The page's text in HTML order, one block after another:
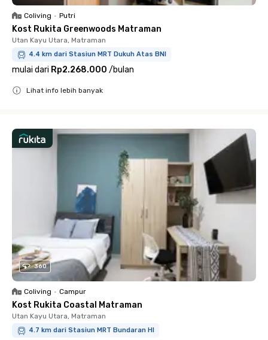
Coliving • Putri
Kost Rukita Greenwoods Matraman
Utan Kayu Utara, Matraman
4.4 km dari Stasiun MRT Dukuh Atas BNI
mulai dari Rp2.268.000 /bulan
Lihat info lebih banyak
360
Coliving • Campur
Kost Rukita Coastal Matraman
Utan Kayu Utara, Matraman
4.7 km dari Stasiun MRT Bundaran HI